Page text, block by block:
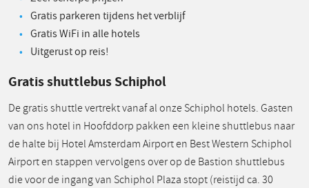
Gratis parkeren tijdens het verblijf
Gratis WiFi in alle hotels
Uitgerust op reis!
Gratis shuttlebus Schiphol
De gratis shuttle vertrekt vanaf al onze Schiphol hotels. Gasten
van ons hotel in Hoofddorp pakken een kleine shuttlebus naar
de halte bij Hotel Amsterdam Airport en Best Western Schiphol
Airport en stappen vervolgens over op de Bastion shuttlebus
die voor de ingang van Schiphol Plaza stopt (reistijd ca. 30